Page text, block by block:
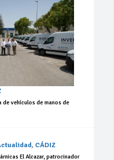
de vehículos de manos de
, CÁDIZ
El Alcazar, patrocinador